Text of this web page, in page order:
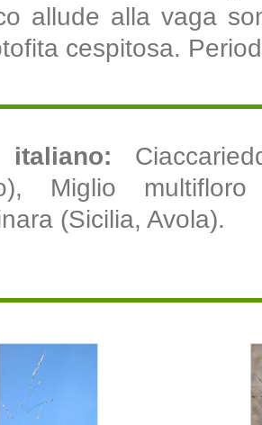
allude alla vaga
cespitosa.
italiano:
Miglio
(Sicilia, Avola).